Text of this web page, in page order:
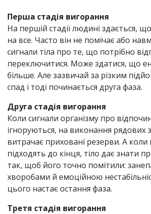
Перша стадія вигорання
На першій стадії людині здається,
на все. Часто він не помічає або
сигнали тіла про те, що потрібно
переключитися. Може здатися, що
більше. Але зазвичай за різким
спад і тоді починається друга фаза.
Друга стадія вигорання
Коли сигнали організму про
ігноруються, на виконання рядових
витрачає приховані резерви. А
підходять до кінця, тіло дає знати
так, щоб його точно помітили:
хворобами й емоційною
цього настає остання фаза.
Третя стадія вигорання